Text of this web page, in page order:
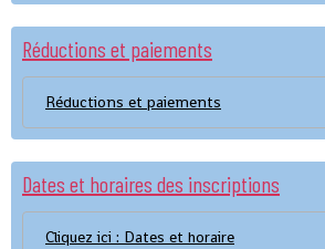
Réductions et paiements
Réductions et paiements
Dates et horaires des inscriptions
Cliquez ici : Dates et horaire